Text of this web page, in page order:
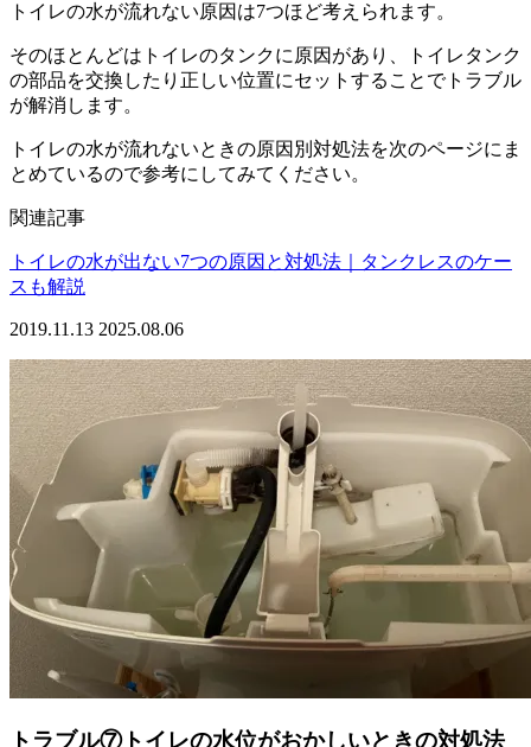
トイレの水が流れない原因は7つほど考えられます。
そのほとんどはトイレのタンクに原因があり、トイレタンク
の部品を交換したり正しい位置にセットすることでトラブル
が解消します。
トイレの水が流れないときの原因別対処法を次のページにま
とめているので参考にしてみてください。
関連記事
トイレの水が出ない7つの原因と対処法｜タンクレスのケー
スも解説
2019.11.13 2025.08.06
トラブル⑦トイレの水位がおかしいときの対処法